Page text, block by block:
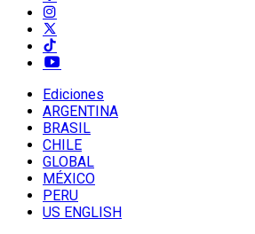
Ediciones
ARGENTINA
BRASIL
CHILE
GLOBAL
MÉXICO
PERU
US ENGLISH